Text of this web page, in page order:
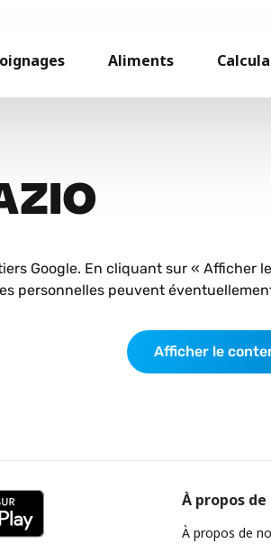
Aliments
Google. En cliquant sur «
personnelles peuvent
Afficher le
À propos de
À propos de